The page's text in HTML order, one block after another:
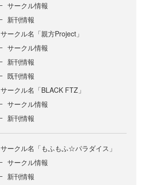
サークル情報
新刊情報
サークル名「親方Project」
サークル情報
新刊情報
既刊情報
サークル名「BLACK FTZ」
サークル情報
新刊情報
サークル名「もふもふ☆パラダイス」
サークル情報
新刊情報